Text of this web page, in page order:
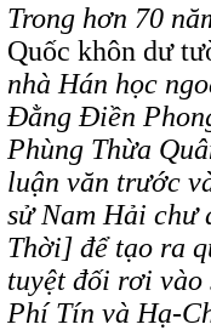
Trong hơn 70
Quốc khôn dư
nhà Hán học
Đằng Điền
Phùng Thừa
luận văn trước
sử Nam Hải chư
Thời] để tạo ra
tuyệt đối rơi
Phí Tín và Hạ-